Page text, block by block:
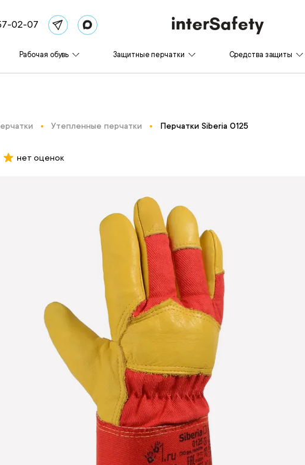
02-07
Рабочая обувь Защитные перчатки Средства защиты
Утепленные перчатки Перчатки Siberia 0125
нет оценок